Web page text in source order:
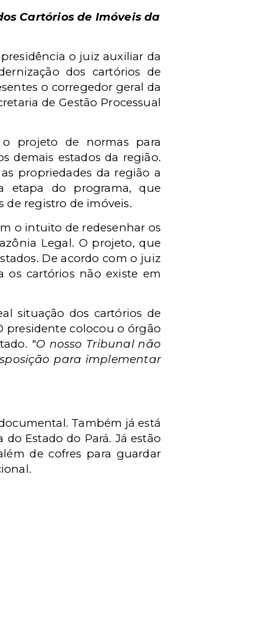
Cartórios de Imóveis da
o juiz auxiliar da
dos cartórios de
o corregedor geral da
de Gestão Processual
projeto de normas para
demais estados da região.
propriedades da região a
etapa do programa, que
de registro de imóveis.
o intuito de redesenhar os
Legal. O projeto, que
De acordo com o juiz
os cartórios não existe em
situação dos cartórios de
presidente colocou o órgão
"O nosso Tribunal não
para implementar
Também já está
Estado do Pará. Já estão
de cofres para guardar